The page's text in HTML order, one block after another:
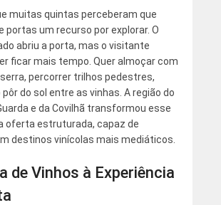
muitas quintas perceberam que
portas um recurso por explorar. O
abriu a porta, mas o visitante
ficar mais tempo. Quer almoçar com
percorrer trilhos pedestres,
do sol entre as vinhas. A região do
e da Covilhã transformou esse
oferta estruturada, capaz de
destinos vinícolas mais mediáticos.
de Vinhos à Experiência